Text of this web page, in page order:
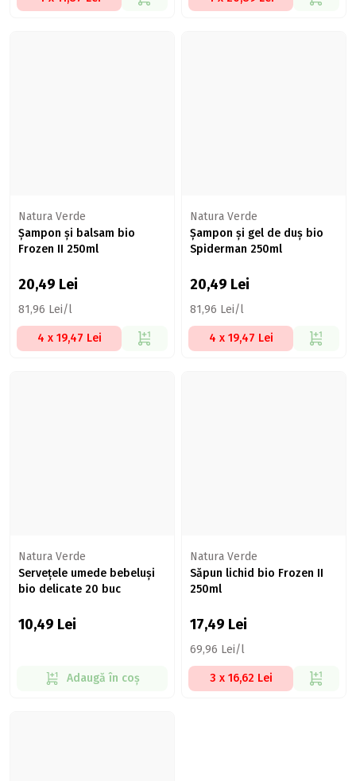
Natura Verde
Șampon și balsam bio
Frozen II 250ml
20,49 Lei
81,96 Lei/l
4 x 19,47 Lei
Natura Verde
Șampon și gel de duș bio
Spiderman 250ml
20,49 Lei
81,96 Lei/l
4 x 19,47 Lei
Natura Verde
Servețele umede bebeluși
bio delicate 20 buc
10,49 Lei
Adaugă în coș
Natura Verde
Săpun lichid bio Frozen II
250ml
17,49 Lei
69,96 Lei/l
3 x 16,62 Lei